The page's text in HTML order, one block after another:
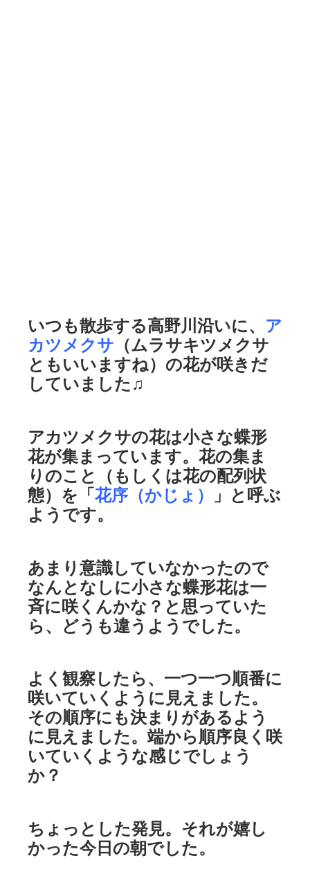
いつも散歩する高野川沿いに、 ア
カツメクサ （ムラサキツメクサ
ともいいますね）の花が咲きだ
していました♫
アカツメクサの花は小さな蝶形
花が集まっています。花の集ま
りのこと（もしくは花の配列状
態）を「花序（かじょ）
」と呼ぶ
ようです。
あまり意識していなかったので
なんとなしに小さな蝶形花は一
斉に咲くんかな？と思っていた
ら、どうも違うようでした。
よく観察したら、一つ一つ順番に
咲いていくように見えました。
その順序にも決まりがあるよう
に見えました。端から順序良く咲
いていくような感じでしょう
か？
ちょっとした発見。それが嬉し
かった今日の朝でした。